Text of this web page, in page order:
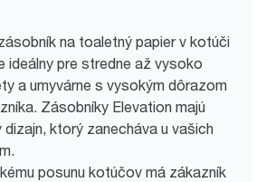
na toaletný papier v kotúči
ideálny pre stredne až vysoko
a umyvárne s vysokým dôrazom
Zásobníky Elevation majú
ktorý zanecháva u vašich
posunu kotúčov má zákazník